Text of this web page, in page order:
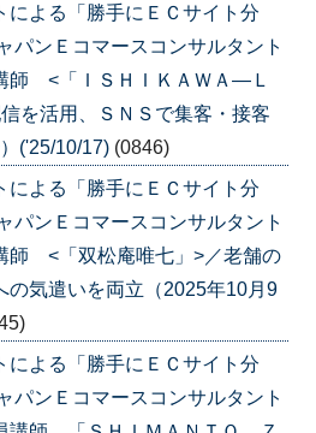
による「勝手にＥＣサイト分
ンＥコマースコンサルタント
師 <「ＩＳＨＩＫＡＷＡ―Ｌ
を活用、ＳＮＳで集客・接客
('25/10/17) (0846)
による「勝手にＥＣサイト分
ンＥコマースコンサルタント
<「双松庵唯七」>／老舗の
の気遣いを両立（2025年10月9
による「勝手にＥＣサイト分
ンＥコマースコンサルタント